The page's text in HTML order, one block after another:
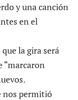
y una canción
en el
la gira será
“marcaron
nos permitió